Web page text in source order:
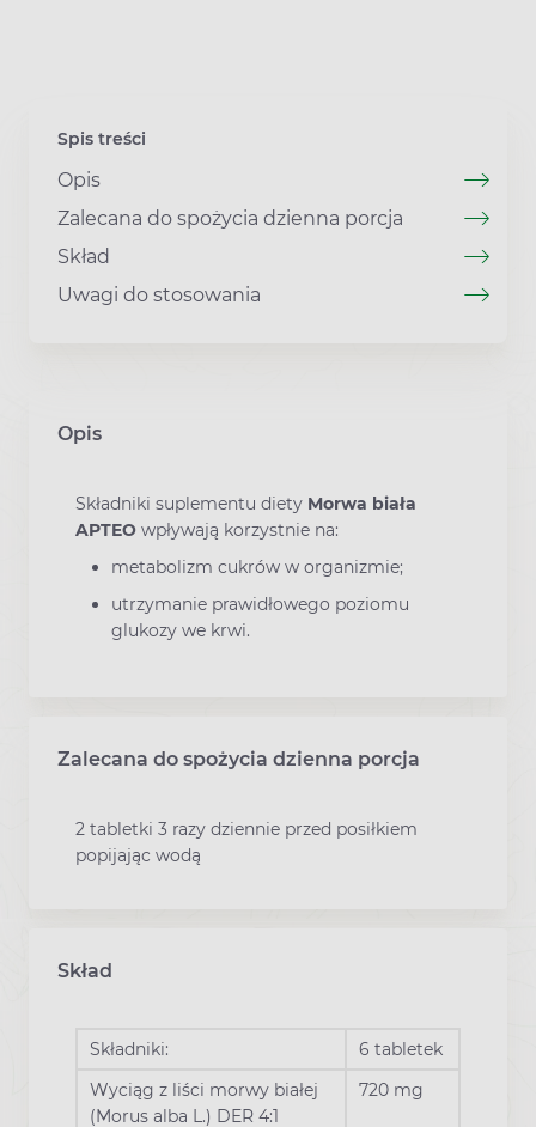
Spis treści
Opis
Zalecana do spożycia dzienna porcja
Skład
Uwagi do stosowania
Opis
Składniki suplementu diety Morwa biała
APTEO wpływają korzystnie na:
metabolizm cukrów w organizmie;
utrzymanie prawidłowego poziomu
glukozy we krwi.
Zalecana do spożycia dzienna porcja
2 tabletki 3 razy dziennie przed posiłkiem
popijając wodą
Skład
Składniki:
6 tabletek
Wyciąg z liści morwy białej
(Morus alba L.) DER 4:1
720 mg